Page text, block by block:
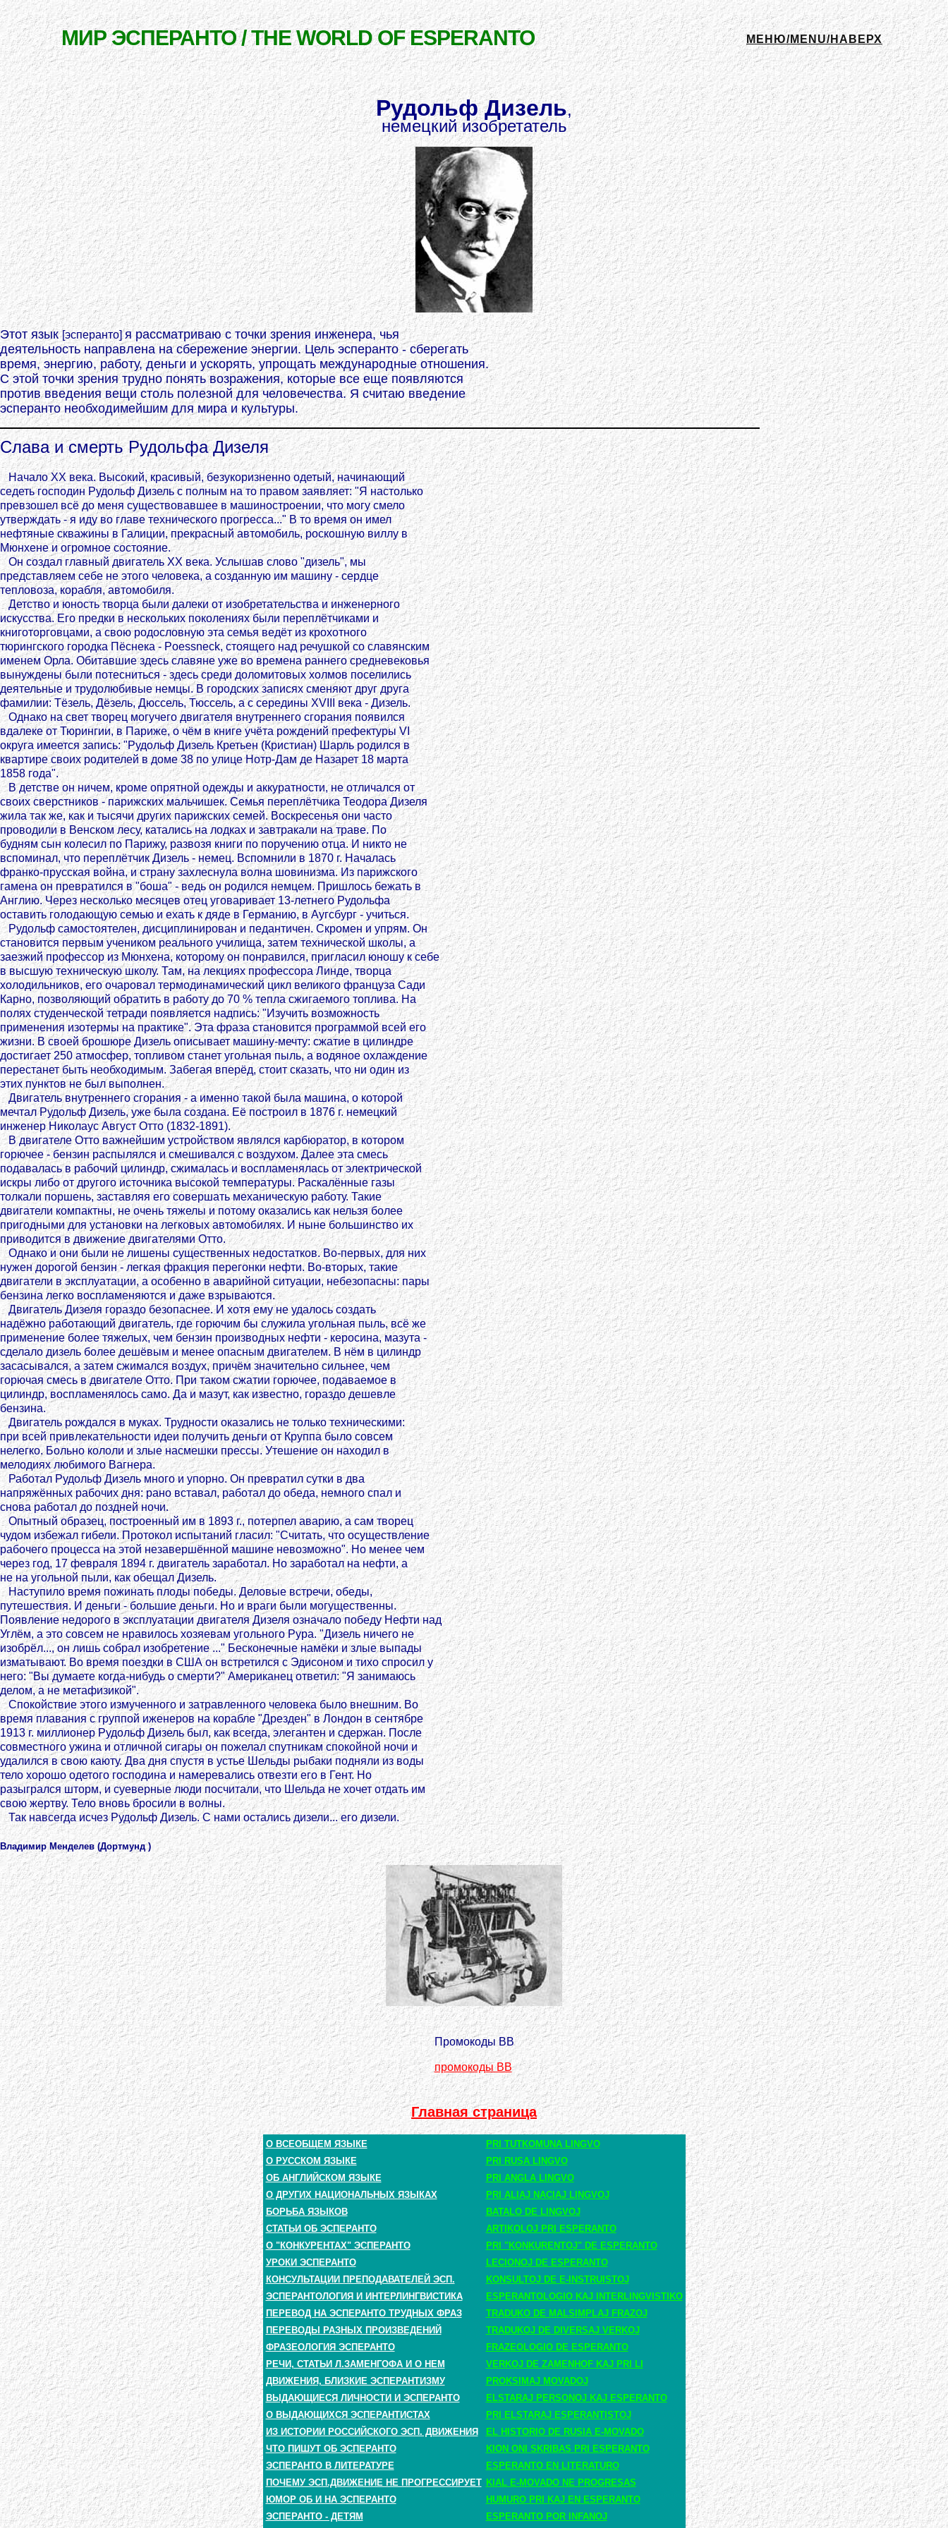
МИР ЭСПЕРАНТО / THE WORLD OF ESPERANTO МЕНЮ/MENU/НАВЕРХ
Рудольф Дизель,
немецкий изобретатель
Этот язык[эсперанто]я рассматриваю с точки зрения инженера, чья
деятельность направлена на сбережение энергии. Цель эсперанто - сберегать
время, энергию, работу, деньги и ускорять, упрощать международные отношения.
С этой точки зрения трудно понять возражения, которые все еще появляются
против введения вещи столь полезной для человечества. Я считаю введение
эсперанто необходимейшим для мира и культуры.
Слава и смерть Рудольфа Дизеля
Начало XX века. Высокий, красивый, безукоризненно одетый, начинающий
седеть господин Рудольф Дизель с полным на то правом заявляет: "Я настолько
превзошел всё до меня существовавшее в машиностроении, что могу смело
утверждать - я иду во главе технического прогресса..." В то время он имел
нефтяные скважины в Галиции, прекрасный автомобиль, роскошную виллу в
Мюнхене и огромное состояние.
Он создал главный двигатель XX века. Услышав слово "дизель", мы
представляем себе не этого человека, а созданную им машину - сердце
тепловоза, корабля, автомобиля.
Детство и юность творца были далеки от изобретательства и инженерного
искусства. Его предки в нескольких поколениях были переплётчиками и
книготорговцами, а свою родословную эта семья ведёт из крохотного
тюрингского городка Пёснека - Poessneck, стоящего над речушкой со славянским
именем Орла. Обитавшие здесь славяне уже во времена раннего средневековья
вынуждены были потесниться - здесь среди доломитовых холмов поселились
деятельные и трудолюбивые немцы. В городских записях сменяют друг друга
фамилии: Тёзель, Дёзель, Дюссель, Тюссель, а с середины XVIII века - Дизель.
Однако на свет творец могучего двигателя внутреннего сгорания появился
вдалеке от Тюрингии, в Париже, о чём в книге учёта рождений префектуры VI
округа имеется запись: "Рудольф Дизель Кретьен (Кристиан) Шарль родился в
квартире своих родителей в доме 38 по улице Нотр-Дам де Назарет 18 марта
1858 года".
В детстве он ничем, кроме опрятной одежды и аккуратности, не отличался от
своих сверстников - парижских мальчишек. Семья переплётчика Теодора Дизеля
жила так же, как и тысячи других парижских семей. Воскресенья они часто
проводили в Венском лесу, катались на лодках и завтракали на траве. По
будням сын колесил по Парижу, развозя книги по поручению отца. И никто не
вспоминал, что переплётчик Дизель - немец. Вспомнили в 1870 г. Началась
франко-прусская война, и страну захлеснула волна шовинизма. Из парижского
гамена он превратился в "боша" - ведь он родился немцем. Пришлось бежать в
Англию. Через несколько месяцев отец уговаривает 13-летнего Рудольфа
оставить голодающую семью и ехать к дяде в Германию, в Аугсбург - учиться.
Рудольф самостоятелен, дисциплинирован и педантичен. Скромен и упрям. Он
становится первым учеником реального училища, затем технической школы, а
заезжий профессор из Мюнхена, которому он понравился, пригласил юношу к себе
в высшую техническую школу. Там, на лекциях профессора Линде, творца
холодильников, его очаровал термодинамический цикл великого француза Сади
Карно, позволяющий обратить в работу до 70 % тепла сжигаемого топлива. На
полях студенческой тетради появляется надпись: "Изучить возможность
применения изотермы на практике". Эта фраза становится программой всей его
жизни. В своей брошюре Дизель описывает машину-мечту: сжатие в цилиндре
достигает 250 атмосфер, топливом станет угольная пыль, а водяное охлаждение
перестанет быть необходимым. Забегая вперёд, стоит сказать, что ни один из
этих пунктов не был выполнен.
Двигатель внутреннего сгорания - а именно такой была машина, о которой
мечтал Рудольф Дизель, уже была создана. Её построил в 1876 г. немецкий
инженер Николаус Август Отто (1832-1891).
В двигателе Отто важнейшим устройством являлся карбюратор, в котором
горючее - бензин распылялся и смешивался с воздухом. Далее эта смесь
подавалась в рабочий цилиндр, сжималась и воспламенялась от электрической
искры либо от другого источника высокой температуры. Раскалённые газы
толкали поршень, заставляя его совершать механическую работу. Такие
двигатели компактны, не очень тяжелы и потому оказались как нельзя более
пригодными для установки на легковых автомобилях. И ныне большинство их
приводится в движение двигателями Отто.
Однако и они были не лишены существенных недостатков. Во-первых, для них
нужен дорогой бензин - легкая фракция перегонки нефти. Во-вторых, такие
двигатели в эксплуатации, а особенно в аварийной ситуации, небезопасны: пары
бензина легко воспламеняются и даже взрываются.
Двигатель Дизеля гораздо безопаснее. И хотя ему не удалось создать
надёжно работающий двигатель, где горючим бы служила угольная пыль, всё же
применение более тяжелых, чем бензин производных нефти - керосина, мазута -
сделало дизель более дешёвым и менее опасным двигателем. В нём в цилиндр
засасывался, а затем сжимался воздух, причём значительно сильнее, чем
горючая смесь в двигателе Отто. При таком сжатии горючее, подаваемое в
цилиндр, воспламенялось само. Да и мазут, как известно, гораздо дешевле
бензина.
Двигатель рождался в муках. Трудности оказались не только техническими:
при всей привлекательности идеи получить деньги от Круппа было совсем
нелегко. Больно кололи и злые насмешки прессы. Утешение он находил в
мелодиях любимого Вагнера.
Работал Рудольф Дизель много и упорно. Он превратил сутки в два
напряжённых рабочих дня: рано вставал, работал до обеда, немного спал и
снова работал до поздней ночи.
Опытный образец, построенный им в 1893 г., потерпел аварию, а сам творец
чудом избежал гибели. Протокол испытаний гласил: "Считать, что осуществление
рабочего процесса на этой незавершённой машине невозможно". Но менее чем
через год, 17 февраля 1894 г. двигатель заработал. Но заработал на нефти, а
не на угольной пыли, как обещал Дизель.
Наступило время пожинать плоды победы. Деловые встречи, обеды,
путешествия. И деньги - большие деньги. Но и враги были могущественны.
Появление недорого в эксплуатации двигателя Дизеля означало победу Нефти над
Углём, а это совсем не нравилось хозяевам угольного Рура. "Дизель ничего не
изобрёл..., он лишь собрал изобретение ..." Бесконечные намёки и злые выпады
изматывают. Во время поездки в США он встретился с Эдисоном и тихо спросил у
него: "Вы думаете когда-нибудь о смерти?" Американец ответил: "Я занимаюсь
делом, а не метафизикой".
Спокойствие этого измученного и затравленного человека было внешним. Во
время плавания с группой иженеров на корабле "Дрезден" в Лондон в сентябре
1913 г. миллионер Рудольф Дизель был, как всегда, элегантен и сдержан. После
совместного ужина и отличной сигары он пожелал спутникам спокойной ночи и
удалился в свою каюту. Два дня спустя в устье Шельды рыбаки подняли из воды
тело хорошо одетого господина и намеревались отвезти его в Гент. Но
разыгрался шторм, и суеверные люди посчитали, что Шельда не хочет отдать им
свою жертву. Тело вновь бросили в волны.
Так навсегда исчез Рудольф Дизель. С нами остались дизели... его дизели.
Владимир Менделев (Дортмунд )
Промокоды BB
промокоды BB
Главная страница
О ВСЕОБЩЕМ ЯЗЫКЕ
PRI TUTKOMUNA LINGVO
О РУССКОМ ЯЗЫКЕ
PRI RUSA LINGVO
ОБ АНГЛИЙСКОМ ЯЗЫКЕ
PRI ANGLA LINGVO
О ДРУГИХ НАЦИОНАЛЬНЫХ ЯЗЫКАХ
PRI ALIAJ NACIAJ LINGVOJ
БОРЬБА ЯЗЫКОВ
BATALO DE LINGVOJ
СТАТЬИ ОБ ЭСПЕРАНТО
ARTIKOLOJ PRI ESPERANTO
О "КОНКУРЕНТАХ" ЭСПЕРАНТО
PRI "KONKURENTOJ" DE ESPERANTO
УРОКИ ЭСПЕРАНТО
LECIONOJ DE ESPERANTO
КОНСУЛЬТАЦИИ ПРЕПОДАВАТЕЛЕЙ ЭСП.
KONSULTOJ DE E-INSTRUISTOJ
ЭСПЕРАНТОЛОГИЯ И ИНТЕРЛИНГВИСТИКА
ESPERANTOLOGIO KAJ INTERLINGVISTIKO
ПЕРЕВОД НА ЭСПЕРАНТО ТРУДНЫХ ФРАЗ
TRADUKO DE MALSIMPLAJ FRAZOJ
ПЕРЕВОДЫ РАЗНЫХ ПРОИЗВЕДЕНИЙ
TRADUKOJ DE DIVERSAJ VERKOJ
ФРАЗЕОЛОГИЯ ЭСПЕРАНТО
FRAZEOLOGIO DE ESPERANTO
РЕЧИ, СТАТЬИ Л.ЗАМЕНГОФА И О НЕМ
VERKOJ DE ZAMENHOF KAJ PRI LI
ДВИЖЕНИЯ, БЛИЗКИЕ ЭСПЕРАНТИЗМУ
PROKSIMAJ MOVADOJ
ВЫДАЮЩИЕСЯ ЛИЧНОСТИ И ЭСПЕРАНТО
ELSTARAJ PERSONOJ KAJ ESPERANTO
О ВЫДАЮЩИХСЯ ЭСПЕРАНТИСТАХ
PRI ELSTARAJ ESPERANTISTOJ
ИЗ ИСТОРИИ РОССИЙСКОГО ЭСП. ДВИЖЕНИЯ
EL HISTORIO DE RUSIA E-MOVADO
ЧТО ПИШУТ ОБ ЭСПЕРАНТО
KION ONI SKRIBAS PRI ESPERANTO
ЭСПЕРАНТО В ЛИТЕРАТУРЕ
ESPERANTO EN LITERATURO
ПОЧЕМУ ЭСП.ДВИЖЕНИЕ НЕ ПРОГРЕССИРУЕТ KIAL E-MOVADO NE PROGRESAS
ЮМОР ОБ И НА ЭСПЕРАНТО
HUMURO PRI KAJ EN ESPERANTO
ЭСПЕРАНТО - ДЕТЯМ
ESPERANTO POR INFANOJ